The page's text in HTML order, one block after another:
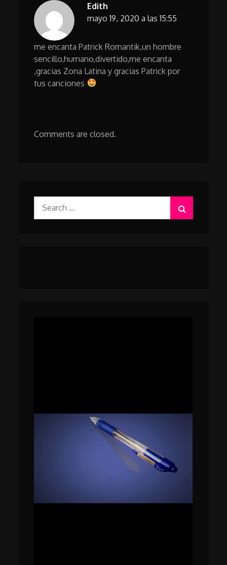
Edith
mayo 19, 2020 a las 15:55
me encanta Patrick Romantik,un hombre
sencillo,humano,divertido,me encanta
,gracias Zona Latina y gracias Patrick por
tus canciones
Comments are closed.
for: